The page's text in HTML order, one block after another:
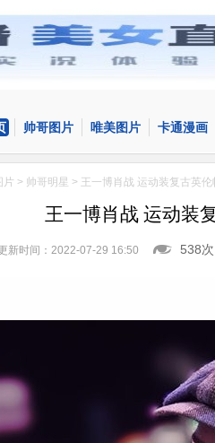
帅哥图片 唯美图片 卡通漫画
片 > 帅哥明星 > 王一博肖战 运动装复古英
王一博肖战 运动装
新时间：2022-07-29 16:50 538次